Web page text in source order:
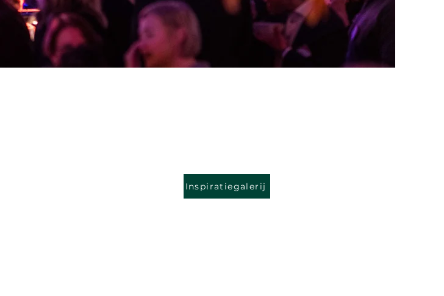
Inspiratiegalerij